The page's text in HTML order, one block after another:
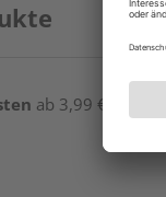
ab 3,99 € / lfm